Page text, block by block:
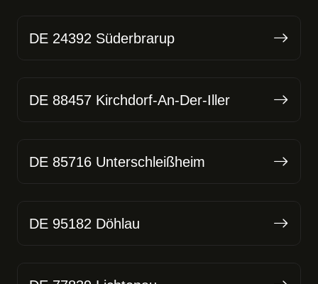
DE 24392 Süderbrarup
DE 88457 Kirchdorf-An-Der-Iller
DE 85716 Unterschleißheim
DE 95182 Döhlau